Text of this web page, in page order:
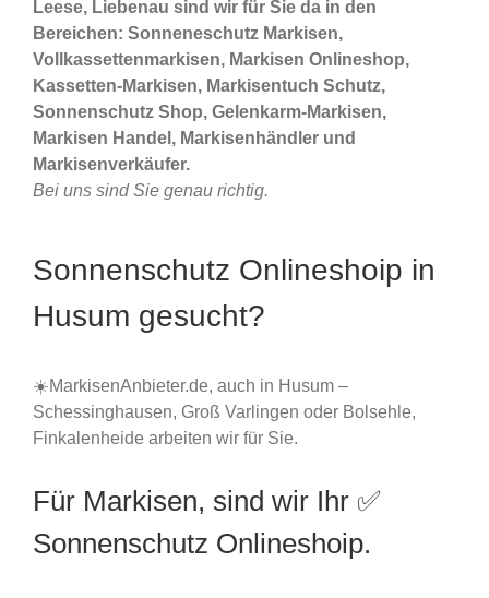
Leese, Liebenau sind wir für Sie da in den
Bereichen: Sonneneschutz Markisen,
Vollkassettenmarkisen, Markisen Onlineshop,
Kassetten-Markisen, Markisentuch Schutz,
Sonnenschutz Shop, Gelenkarm-Markisen,
Markisen Handel, Markisenhändler und
Markisenverkäufer.
Bei uns sind Sie genau richtig.
Sonnenschutz Onlineshoip in
Husum gesucht?
☀️MarkisenAnbieter.de, auch in Husum –
Schessinghausen, Groß Varlingen oder Bolsehle,
Finkalenheide arbeiten wir für Sie.
Für Markisen, sind wir Ihr ✅
Sonnenschutz Onlineshoip.